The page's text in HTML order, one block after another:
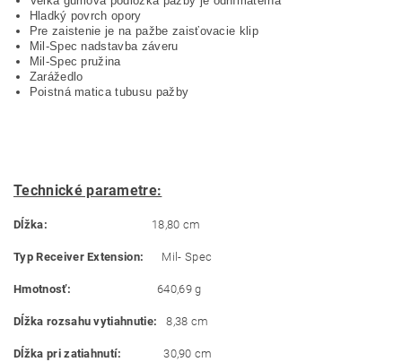
Hladký povrch opory
Pre zaistenie je na pažbe zaisťovacie klip
Mil-Spec nadstavba záveru
Mil-Spec pružina
Zarážedlo
Poistná matica tubusu pažby
Technické parametre:
Dĺžka: 18,80 cm
Typ Receiver Extension: Mil- Spec
Hmotnosť: 640,69 g
Dĺžka rozsahu vytiahnutie: 8,38 cm
Dĺžka pri zatiahnutí: 30,90 cm